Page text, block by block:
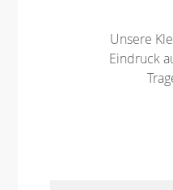
Unsere
Eindruck